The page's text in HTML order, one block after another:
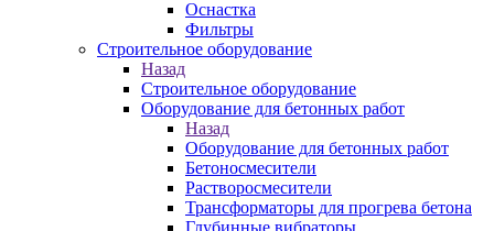
Оснастка
Фильтры
Строительное оборудование
Назад
Строительное оборудование
Оборудование для бетонных работ
Назад
Оборудование для бетонных работ
Бетоносмесители
Растворосмесители
Трансформаторы для прогрева бетона
Глубинные вибраторы